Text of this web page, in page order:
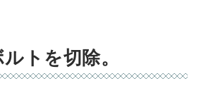
トを切除。